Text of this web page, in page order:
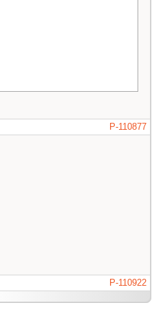
P-110877
P-110922